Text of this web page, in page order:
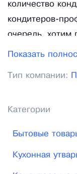
количество
кондитеров-
очередь, хотим
В апреле 2010
был назван в
три магазина
интернет-
Показать
Тип компании:
Категории
Бытовые
Кухонная